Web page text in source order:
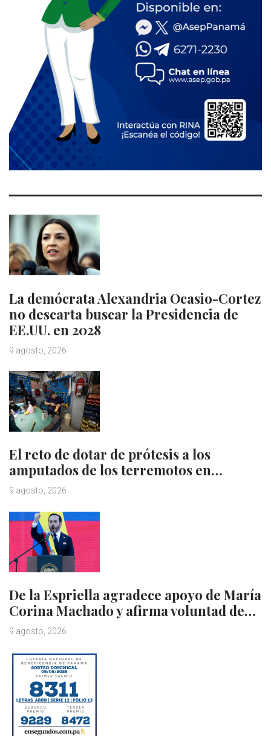
La demócrata Alexandria Ocasio-Cortez
no descarta buscar la Presidencia de
EE.UU. en 2028
9 agosto, 2026
El reto de dotar de prótesis a los
amputados de los terremotos en…
9 agosto, 2026
De la Espriella agradece apoyo de María
Corina Machado y afirma voluntad de…
9 agosto, 2026